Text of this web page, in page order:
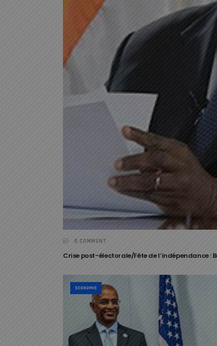
0 COMMENT
Crise post-électorale/Fête de l’indépendance :
ECONOMIE